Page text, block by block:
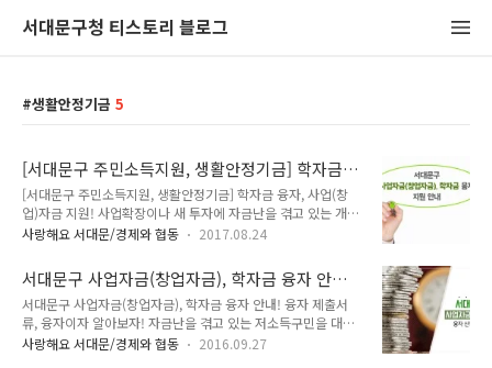
서대문구청 티스토리 블로그
생활안정기금 5
[서대문구 주민소득지원, 생활안정기금] 학자금
융자, 사업(창업)자금 지원!
[서대문구 주민소득지원, 생활안정기금] 학자금 융자, 사업(창
업)자금 지원! 사업확장이나 새 투자에 자금난을 겪고 있는 개인
사업자, 예비창업자 또는 학자금이나 재난복구비 마련에 어려움
금'을 융자합니다. 서대문구 사업자금(창업자금) 및 학자금 융자
안내 ● 신청기간 : 2017. 9. 4.(월) ~ 2017. 9. 15.(금) ● 신청
장소 : 서대문구청 5층 자치행정과(방문접수) ● 신청자격 : 신청
일 현재 서대문구에 1년 이상 계속 거주하고 잇는 구민 ※ 신청
후 심사기준에 적합해야 최종 융자대상자로 선정 ● 신청유형
사랑해요 서대문/경제와 협동 2017.08.24
서대문구 사업자금(창업자금), 학자금 융자 안내!
융자 제출서류, 융자이자 알아보자!
서대문구 사업자금(창업자금), 학자금 융자 안내! 융자 제출서
류, 융자이자 알아보자! 자금난을 겪고 있는 저소득구민을 대상
으로 주민소득지원, 생활안정기금을 지원하여 소득증대, 생활안
사랑해요 서대문/경제와 협동 2016.09.27